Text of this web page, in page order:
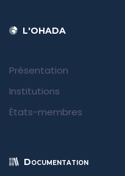
L'OHADA
Présentation
Institutions
États-membres
Documentation